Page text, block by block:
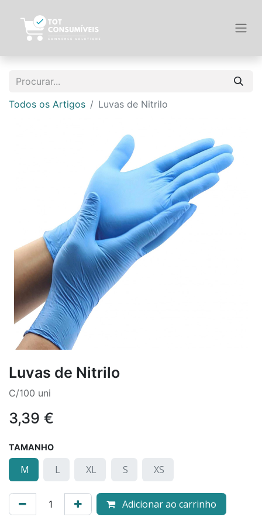
Todos os Artigos Luvas de Nitrilo
Luvas de Nitrilo
C/100 uni
3,39 €
TAMANHO
M L XL S XS
Adicionar ao carrinho